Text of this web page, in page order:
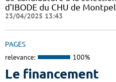
d'IBODE du CHU de
23/04/2025 13:43
PAGES
relevance: 100%
Le financement